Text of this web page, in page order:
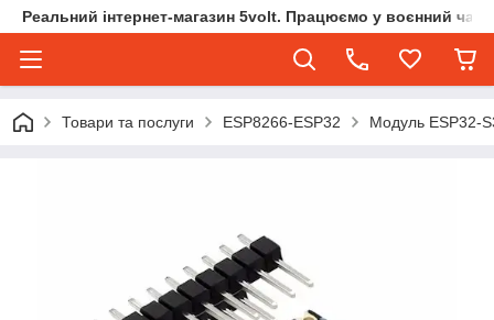
Реальний інтернет-магазин 5volt. Працюємо у воєнний
Товари та послуги ESP8266-ESP32 Модуль ESP32-